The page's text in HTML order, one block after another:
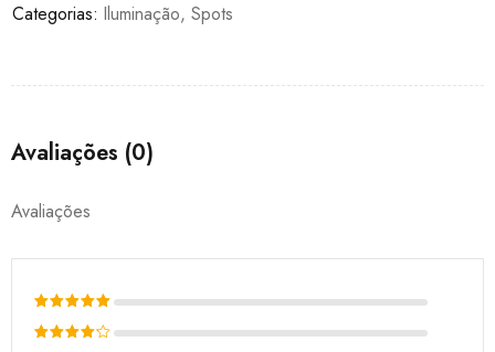
Categorias: Iluminação, Spots
Avaliações (0)
Avaliações
Avaliação